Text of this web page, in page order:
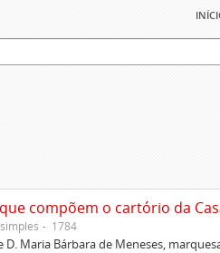
compõem o cartório da
1784
Maria Bárbara de Meneses,